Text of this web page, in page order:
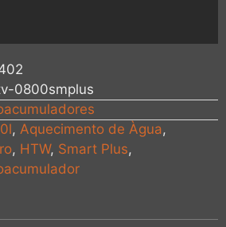
0800smplus
, Aquecimento de Àgua,
, HTW, Smart Plus,